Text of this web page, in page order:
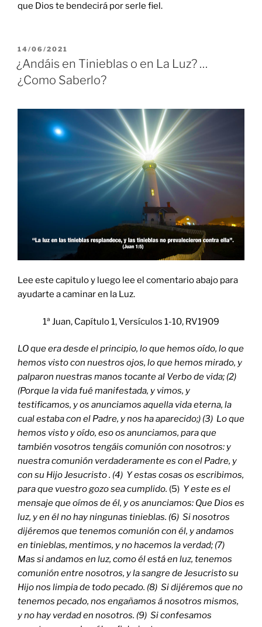
que Dios te bendecirá por serle fiel.
POSTED
ON
14/06/2021
¿Andáis en Tinieblas o en La Luz? …
¿Como Saberlo?
Lee este capitulo y luego lee el comentario abajo para
ayudarte a caminar en la Luz.
1ª Juan, Capítulo 1, Versículos 1-10, RV1909
LO que era desde el principio, lo que hemos oído, lo que
hemos visto con nuestros ojos, lo que hemos mirado, y
palparon nuestras manos tocante al Verbo de vida; (2)
(Porque la vida fué manifestada, y vimos, y
testificamos, y os anunciamos aquella vida eterna, la
cual estaba con el Padre, y nos ha aparecido;) (3) Lo que
hemos visto y oído, eso os anunciamos, para que
también vosotros tengáis comunión con nosotros: y
nuestra comunión verdaderamente es con el Padre, y
con su Hijo Jesucristo . (4) Y estas cosas os escribimos,
para que vuestro gozo sea cumplido. (5) Y este es el
mensaje que oímos de él, y os anunciamos: Que Dios es
luz, y en él no hay ningunas tinieblas. (6) Si nosotros
dijéremos que tenemos comunión con él, y andamos
en tinieblas, mentimos, y no hacemos la verdad; (7)
Mas si andamos en luz, como él está en luz, tenemos
comunión entre nosotros, y la sangre de Jesucristo su
Hijo nos limpia de todo pecado. (8) Si dijéremos que no
tenemos pecado, nos engañamos á nosotros mismos,
y no hay verdad en nosotros. (9) Si confesamos